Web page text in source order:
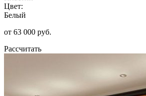
Цвет:
Белый
от 63 000 руб.
Рассчитать